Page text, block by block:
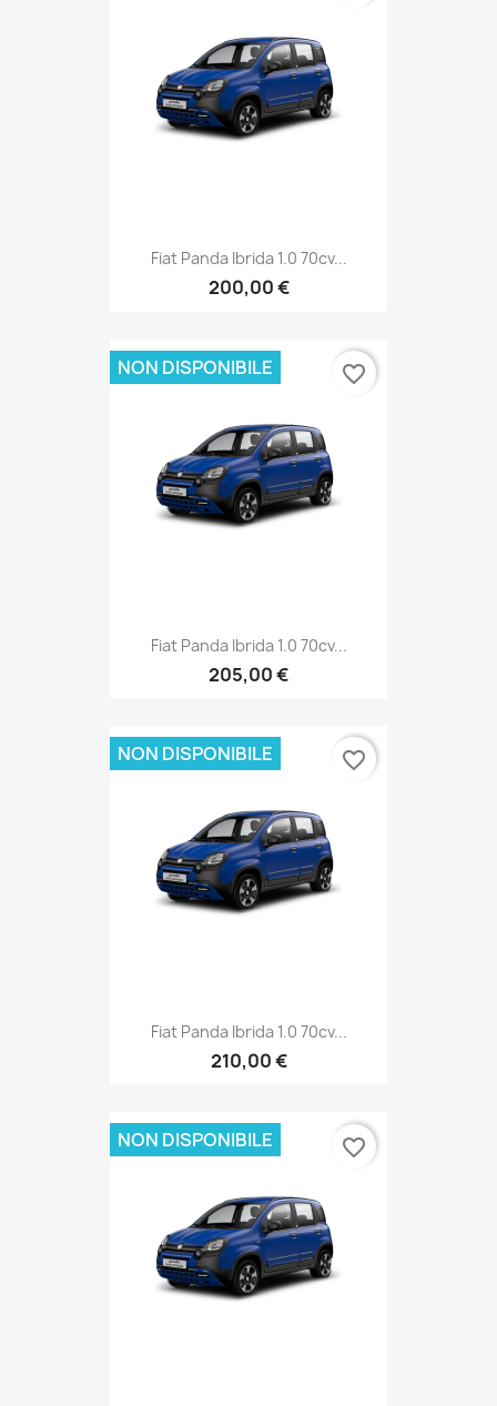
Fiat Panda Ibrida 1.0 70cv...
200,00 €
Fiat Panda Ibrida 1.0 70cv...
205,00 €
NON DISPONIBILE favorite_border
Fiat Panda Ibrida 1.0 70cv...
210,00 €
NON DISPONIBILE favorite_border
NON DISPONIBILE favorite_border